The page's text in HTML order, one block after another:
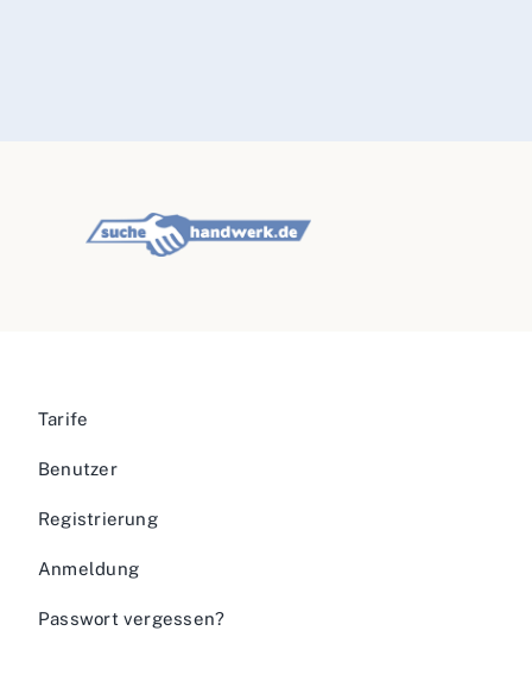
Tarife
Benutzer
Registrierung
Anmeldung
Passwort vergessen?